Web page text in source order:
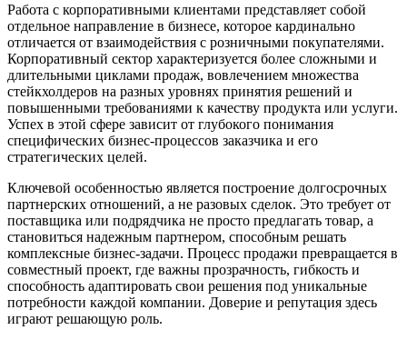
Работа с корпоративными клиентами представляет собой
отдельное направление в бизнесе, которое кардинально
отличается от взаимодействия с розничными покупателями.
Корпоративный сектор характеризуется более сложными и
длительными циклами продаж, вовлечением множества
стейкхолдеров на разных уровнях принятия решений и
повышенными требованиями к качеству продукта или услуги.
Успех в этой сфере зависит от глубокого понимания
специфических бизнес-процессов заказчика и его
стратегических целей.
Ключевой особенностью является построение долгосрочных
партнерских отношений, а не разовых сделок. Это требует от
поставщика или подрядчика не просто предлагать товар, а
становиться надежным партнером, способным решать
комплексные бизнес-задачи. Процесс продажи превращается в
совместный проект, где важны прозрачность, гибкость и
способность адаптировать свои решения под уникальные
потребности каждой компании. Доверие и репутация здесь
играют решающую роль.